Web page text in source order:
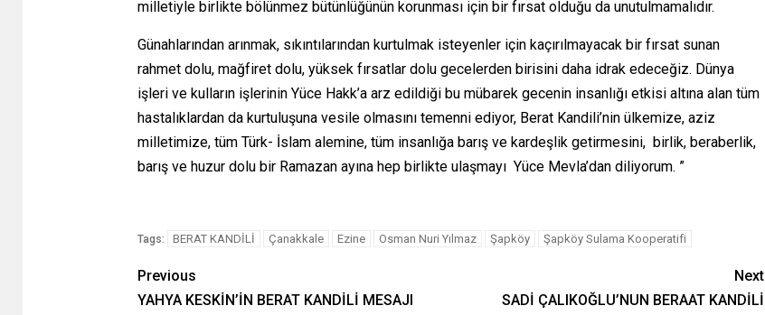
milletiyle birlikte bölünmez bütünlüğünün korunması için bir fırsat olduğu da unutulmamalıdır.
Günahlarından arınmak, sıkıntılarından kurtulmak isteyenler için kaçırılmayacak bir fırsat sunan
rahmet dolu, mağfiret dolu, yüksek fırsatlar dolu gecelerden birisini daha idrak edeceğiz. Dünya
işleri ve kulların işlerinin Yüce Hakk’a arz edildiği bu mübarek gecenin insanlığı etkisi altına alan tüm
hastalıklardan da kurtuluşuna vesile olmasını temenni ediyor, Berat Kandili’nin ülkemize, aziz
milletimize, tüm Türk- İslam alemine, tüm insanlığa barış ve kardeşlik getirmesini, birlik, beraberlik,
barış ve huzur dolu bir Ramazan ayına hep birlikte ulaşmayı Yüce Mevla’dan diliyorum. ”
Tags: BERAT KANDİLİ Çanakkale Ezine Osman Nuri Yılmaz Şapköy Şapköy Sulama Kooperatifi
Previous
YAHYA KESKİN’İN BERAT KANDİLİ MESAJI
Next
SADİ ÇALIKOĞLU’NUN BERAAT KANDİLİ